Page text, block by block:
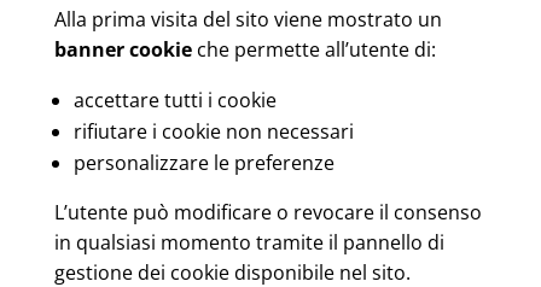
Alla prima visita del sito viene mostrato un
banner cookieche permette all’utente di:
accettare tutti i cookie
rifiutare i cookie non necessari
personalizzare le preferenze
L’utente può modificare o revocare il consenso
in qualsiasi momento tramite il pannello di
gestione dei cookie disponibile nel sito.